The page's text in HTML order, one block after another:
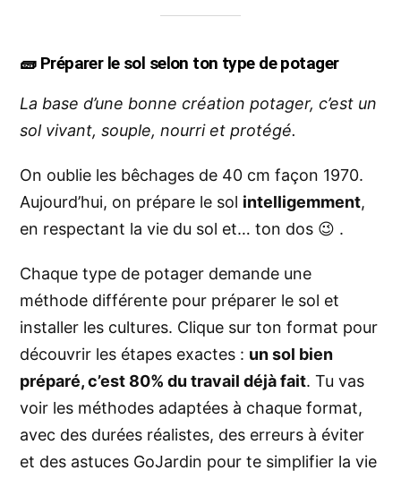
🧱 Préparer le sol selon ton type de potager
La base d’une bonne création potager, c’est un
sol vivant, souple, nourri et protégé.
On oublie les bêchages de 40 cm façon 1970.
Aujourd’hui, on prépare le sol intelligemment,
en respectant la vie du sol et… ton dos 😉 .
Chaque type de potager demande une
méthode différente pour préparer le sol et
installer les cultures. Clique sur ton format pour
découvrir les étapes exactes : un sol bien
préparé, c’est 80% du travail déjà fait. Tu vas
voir les méthodes adaptées à chaque format,
avec des durées réalistes, des erreurs à éviter
et des astuces GoJardin pour te simplifier la vie